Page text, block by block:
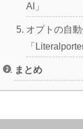
AI」
オプトの自
「Literalporter
まとめ